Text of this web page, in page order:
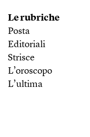
Le rubriche
Posta
Editoriali
Strisce
L’oroscopo
L’ultima